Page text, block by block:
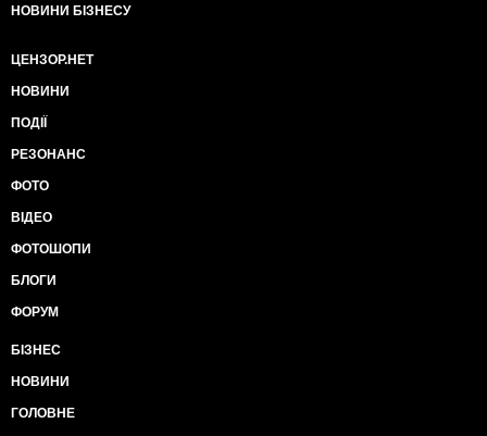
НОВИНИ БІЗНЕСУ
ЦЕНЗОР.НЕТ
НОВИНИ
ПОДІЇ
РЕЗОНАНС
ФОТО
ВІДЕО
ФОТОШОПИ
БЛОГИ
ФОРУМ
БІЗНЕС
НОВИНИ
ГОЛОВНЕ